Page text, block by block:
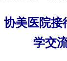
协美医院接
学交